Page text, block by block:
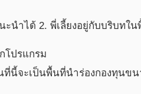
ะนำได้ 2. พี่เลี้ยงอยู่กับบริบทใ
โปรแกรม
นี้จะเป็นพื้นที่นำร่องกองทุนข